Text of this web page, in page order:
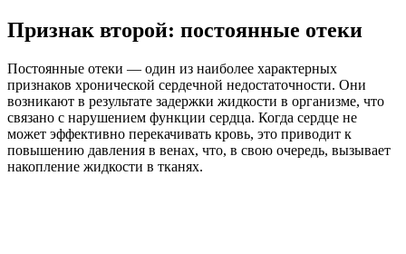
Признак второй: постоянные отеки
Постоянные отеки — один из наиболее характерных
признаков хронической сердечной недостаточности. Они
возникают в результате задержки жидкости в организме, что
связано с нарушением функции сердца. Когда сердце не
может эффективно перекачивать кровь, это приводит к
повышению давления в венах, что, в свою очередь, вызывает
накопление жидкости в тканях.